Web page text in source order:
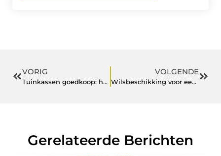
VORIG
Tuinkassen goedkoop: haal meer uit je tuin
VOLGENDE
Wilsbeschikking voor een begrafenis in Den Bosch
Gerelateerde Berichten